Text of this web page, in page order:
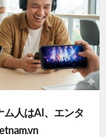
ム人はAI、エンタ